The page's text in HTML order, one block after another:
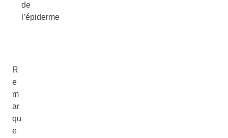
de
l’épiderme
R
e
m
ar
qu
e